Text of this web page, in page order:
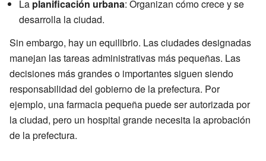
La planificación urbana: Organizan cómo crece y se
desarrolla la ciudad.
Sin embargo, hay un equilibrio. Las ciudades designadas
manejan las tareas administrativas más pequeñas. Las
decisiones más grandes o importantes siguen siendo
responsabilidad del gobierno de la prefectura. Por
ejemplo, una farmacia pequeña puede ser autorizada por
la ciudad, pero un hospital grande necesita la aprobación
de la prefectura.